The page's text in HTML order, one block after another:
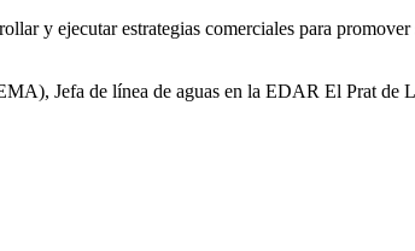
y ejecutar estrategias comerciales para
Jefa de línea de aguas en la EDAR El Prat de